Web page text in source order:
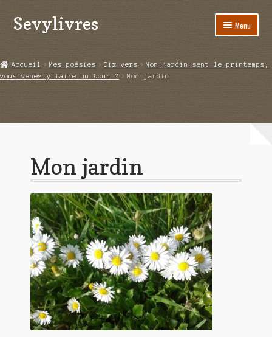
Aller
Aller
au
Sevylivres Menu
A l’abri de la différence trilogie
Au nom de la justice
Boutique
Commande
Contact
De(s)tracteur réduit au silence
Enlèvement rêvé
Accueil Mes poésies Dix vers
Mon jardin sent le printemps,
vous venez y faire un tour ?
Mon jardin
Mon jardin